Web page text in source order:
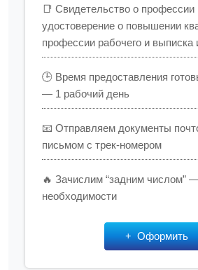
📑 Свидетельство о профессии
удостоверение о повышении
профессии рабочего и выписка
🕒 Время предоставления
— 1 рабочий день
📧 Отправляем документы
письмом с трек-номером
🔥 Зачислим “задним числом”
необходимости
Оформить